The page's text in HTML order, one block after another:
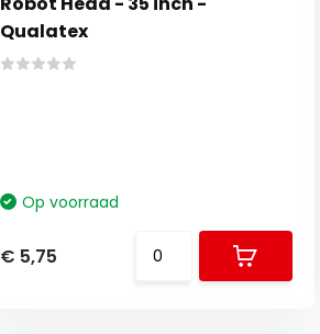
Qualatex
Op voorraad
€ 5,75